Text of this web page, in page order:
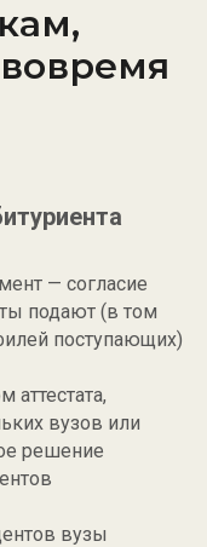
— согласие
подают (в том
поступающих)
аттестата,
вузов или
решение
вузы